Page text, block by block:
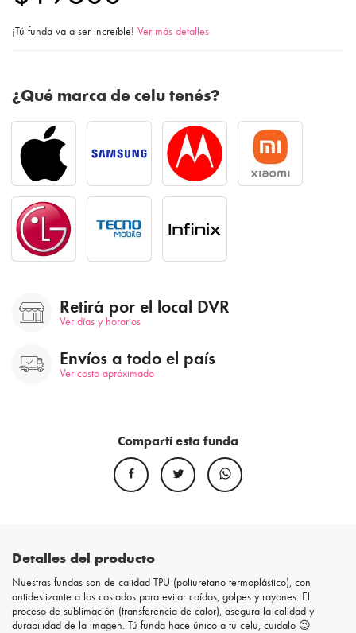
¡Tú funda va a ser increíble! Ver más detalles
¿Qué marca de celu tenés?
Retirá por el local DVR
Ver días y horarios
Envíos a todo el país
Ver costo apróximado
Compartí esta funda
Detalles del producto
Nuestras fundas son de calidad TPU (poliuretano termoplástico), con
antideslizante a los costados para evitar caídas, golpes y rayones. El
proceso de sublimación (transferencia de calor), asegura la calidad y
durabilidad de la imagen. Tú funda hace único a tu celu, cuidalo 😉